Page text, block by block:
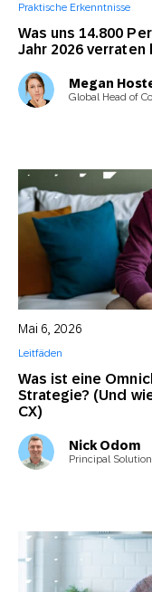
Was uns 14.800
Jahr 2026 verraten
Praktische Erkenntnisse
Megan
Global Head of
Was ist eine
Strategie? (Und
CX)
Mai 6, 2026
Leitfäden
Nick Odom
Principal